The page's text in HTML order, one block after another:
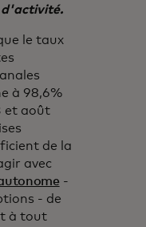
d'activité.
le taux
à 98,6%
et août
de la
avec
-
- de
à tout